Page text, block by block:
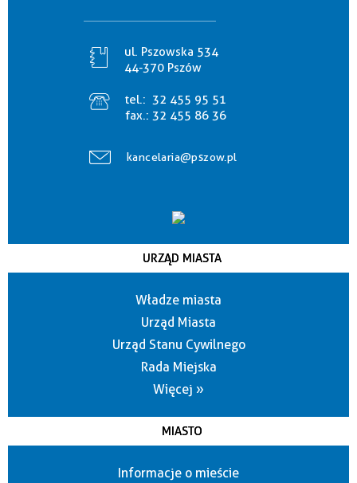
ul. Pszowska 534
44-370 Pszów
tel.: 32 455 95 51
fax.: 32 455 86 36
kancelaria@pszow.pl
URZĄD MIASTA
Władze miasta
Urząd Miasta
Urząd Stanu Cywilnego
Rada Miejska
Więcej »
MIASTO
Informacje o mieście